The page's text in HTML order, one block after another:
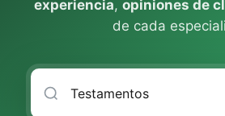
experiencia, opiniones de
de cada